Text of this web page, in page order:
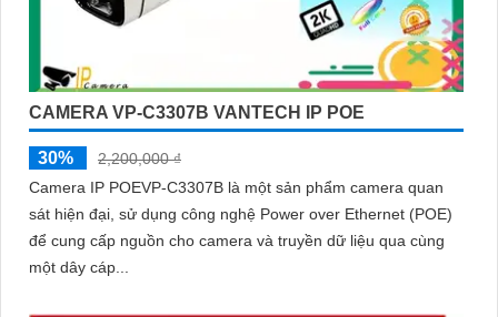
CAMERA VP-C3307B VANTECH IP POE
30%
2,200,000 ₫
Camera IP POEVP-C3307B là một sản phẩm camera quan
sát hiện đại, sử dụng công nghệ Power over Ethernet (POE)
để cung cấp nguồn cho camera và truyền dữ liệu qua cùng
một dây cáp...